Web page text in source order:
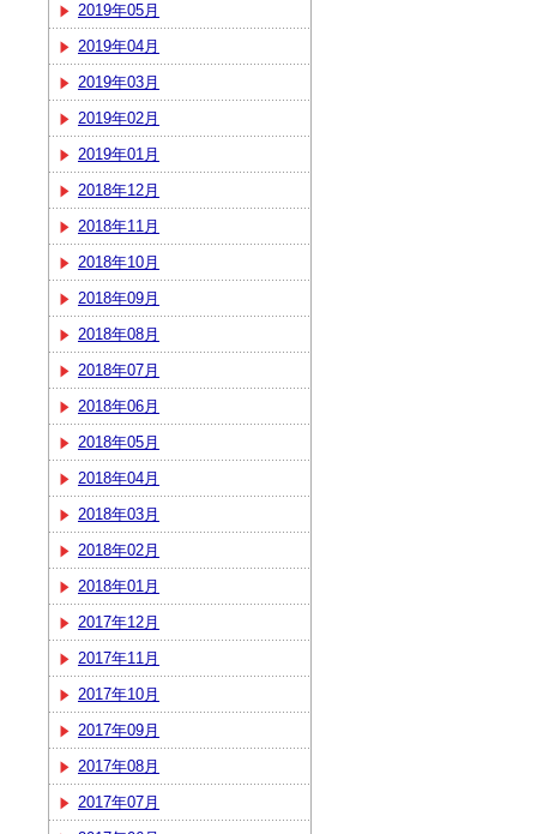
2019年05月
2019年04月
2019年03月
2019年02月
2019年01月
2018年12月
2018年11月
2018年10月
2018年09月
2018年08月
2018年07月
2018年06月
2018年05月
2018年04月
2018年03月
2018年02月
2018年01月
2017年12月
2017年11月
2017年10月
2017年09月
2017年08月
2017年07月